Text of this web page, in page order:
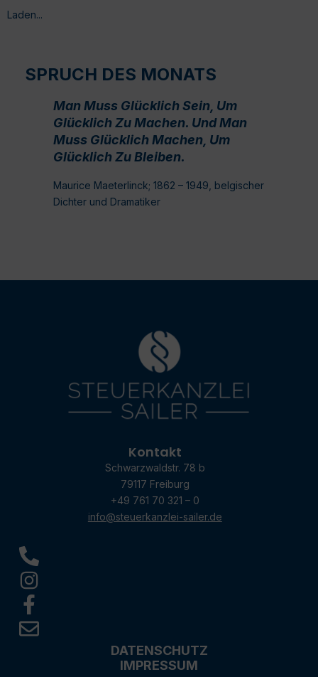
Laden...
SPRUCH DES MONATS
Man Muss Glücklich Sein, Um
Glücklich Zu Machen. Und Man
Muss Glücklich Machen, Um
Glücklich Zu Bleiben.
Maurice Maeterlinck; 1862 – 1949, belgischer
Dichter und Dramatiker
Kontakt
Schwarzwaldstr. 78 b
79117 Freiburg
+49 761 70 321 – 0
info@steuerkanzlei-sailer.de
DATENSCHUTZ
IMPRESSUM